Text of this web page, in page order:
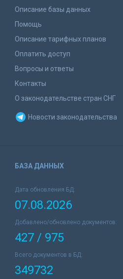
Описание базы данных
Помощь
Описание тарифных планов
Оплатить доступ
Вопросы и ответы
Контакты
О законодательстве стран СНГ
Новости законодательства
БАЗА ДАННЫХ
Дата обновления БД:
07.08.2026
Добавлено/обновлено документов:
427 / 975
Всего документов в БД:
349732